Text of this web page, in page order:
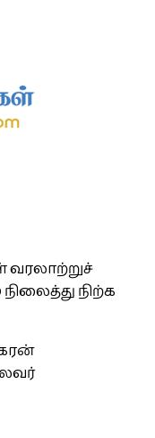
வரலாற்றுச்
நிற்க